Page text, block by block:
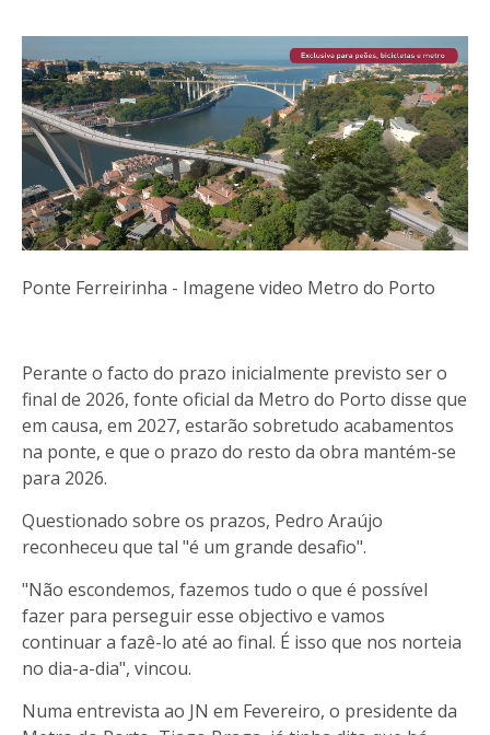
Ponte Ferreirinha - Imagene video Metro do Porto
Perante o facto do prazo inicialmente previsto ser o
final de 2026, fonte oficial da Metro do Porto disse que
em causa, em 2027, estarão sobretudo acabamentos
na ponte, e que o prazo do resto da obra mantém-se
para 2026.
Questionado sobre os prazos, Pedro Araújo
reconheceu que tal "é um grande desafio".
"Não escondemos, fazemos tudo o que é possível
fazer para perseguir esse objectivo e vamos
continuar a fazê-lo até ao final. É isso que nos norteia
no dia-a-dia", vincou.
Numa entrevista ao JN em Fevereiro, o presidente da